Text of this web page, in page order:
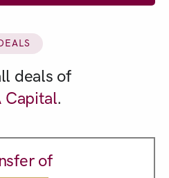
deals of
Capital.
of